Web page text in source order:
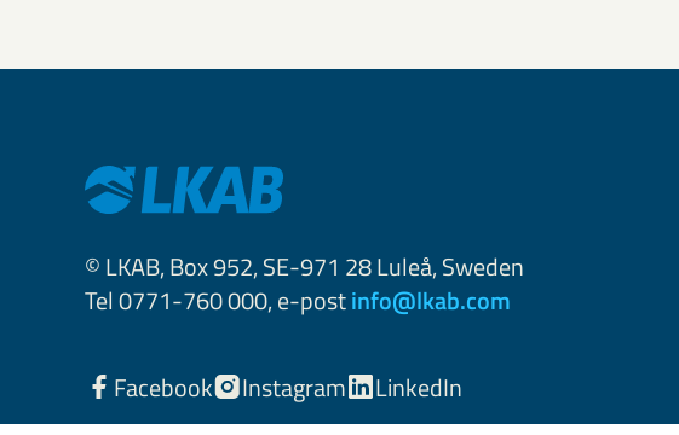
© LKAB, Box 952, SE-971 28 Luleå, Sweden
Tel 0771-760 000, e-postinfo@lkab.com
Facebook Instagram LinkedIn